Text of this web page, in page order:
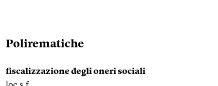
Polirematiche
fiscalizzazione degli oneri sociali